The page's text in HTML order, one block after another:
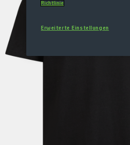
Richtlinie
Erweiterte Einstellungen